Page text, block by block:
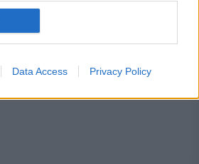
Data Access Privacy Policy